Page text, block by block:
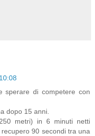
sperare di competere con
dopo 15 anni.
metri) in 6 minuti netti
90 secondi tra una